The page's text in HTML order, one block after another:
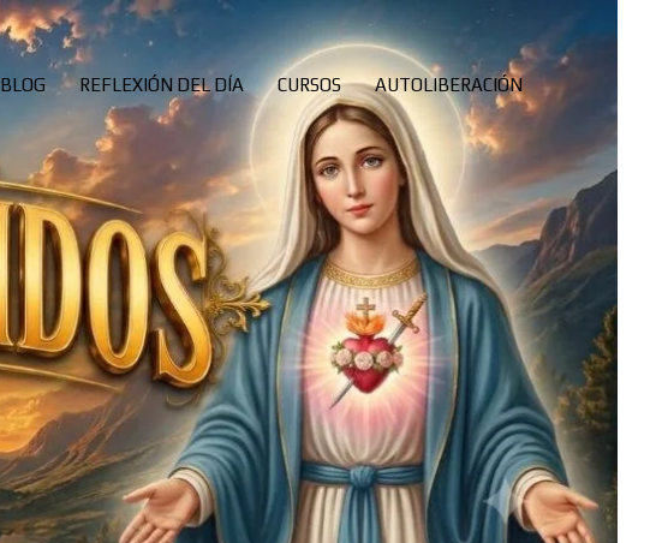
BLOG REFLEXIÓN DEL DÍA CURSOS AUTOLIBERACIÓN